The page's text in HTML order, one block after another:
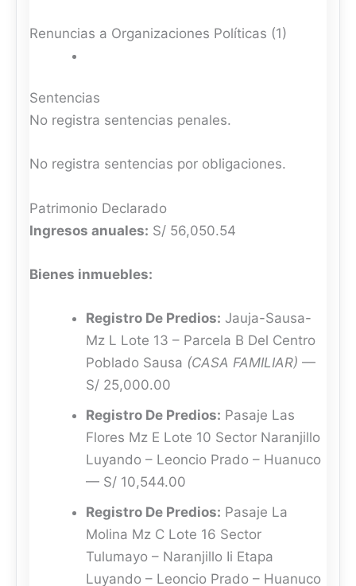
Renuncias a Organizaciones Políticas (1)
Sentencias
No registra sentencias penales.
No registra sentencias por obligaciones.
Patrimonio Declarado
Ingresos anuales: S/ 56,050.54
Bienes inmuebles:
Registro De Predios: Jauja-Sausa-
Mz L Lote 13 – Parcela B Del Centro
Poblado Sausa (CASA FAMILIAR) —
S/ 25,000.00
Registro De Predios: Pasaje Las
Flores Mz E Lote 10 Sector Naranjillo
Luyando – Leoncio Prado – Huanuco
— S/ 10,544.00
Registro De Predios: Pasaje La
Molina Mz C Lote 16 Sector
Tulumayo – Naranjillo Ii Etapa
Luyando – Leoncio Prado – Huanuco